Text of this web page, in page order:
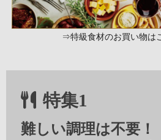
⇒特級食材のお買い物は
特集1
難しい調理は不要！